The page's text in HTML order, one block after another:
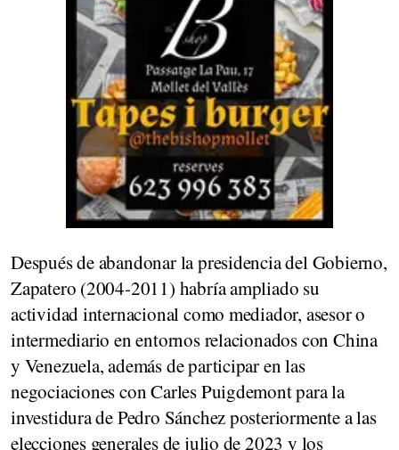
Después de abandonar la presidencia del Gobierno,
Zapatero (2004-2011) habría ampliado su
actividad internacional como mediador, asesor o
intermediario en entornos relacionados con China
y Venezuela, además de participar en las
negociaciones con Carles Puigdemont para la
investidura de Pedro Sánchezposteriormente a las
elecciones generales de julio de 2023 y los